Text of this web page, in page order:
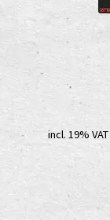
incl. 19% VAT